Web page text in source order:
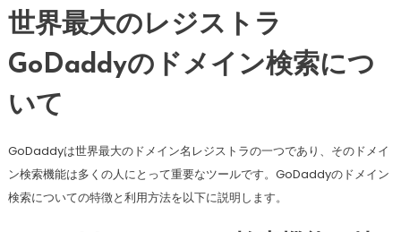
世界最大のレジストラ
GoDaddyのドメイン検索につ
いて
GoDaddyは世界最大のドメイン名レジストラの一つであり、そのドメイ
ン検索機能は多くの人にとって重要なツールです。GoDaddyのドメイン
検索についての特徴と利用方法を以下に説明します。